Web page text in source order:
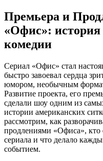
Премьера и
«Офис»: история
комедии
Сериал «Офис» стал
быстро завоевал сердца
юмором, необычным
Развитие проекта, его
сделали шоу одним из
истории американских
рассмотрим, как
продлениями «Офиса», кто
сериала и что делало
событием.